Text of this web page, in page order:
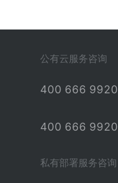
公有云服务咨询
400 666 9920
400 666 9920
私有部署服务咨询